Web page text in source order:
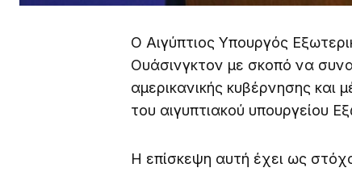
Ο Αιγύπτιος Υπουργός
Ουάσινγκτον με σκοπό να
αμερικανικής κυβέρνησης
του αιγυπτιακού υπουργείου
Η επίσκεψη αυτή έχει ως